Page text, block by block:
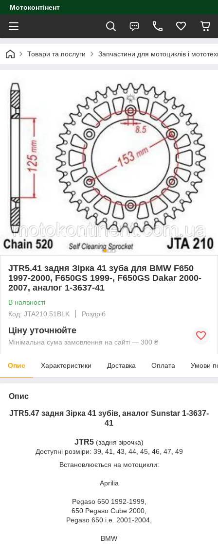
Мотоконтінент
Товари та послуги Запчастини для мотоциклів і
JTR5.41 задня Зірка 41 зуба для BMW F650
1997-2000, F650GS 1999-, F650GS Dakar 2000-
2007, аналог 1-3637-41
В наявності
Код: JTA210.51BLK
Роздріб
Ціну уточнюйте
Мінімальна сума замовлення на сайті — 300 ₴
Опис Характеристики Доставка Оплата Умови
Опис
JTR5.47 задня Зірка 41 зубів, аналог Sunstar 1-3637-
41
JTR5 (задня зірочка)
Доступні розміри: 39, 41, 43, 44, 45, 46, 47, 49
Встановлюється на мотоцикли:
Aprilia
Pegaso 650 1992-1999,
650 Pegaso Cube 2000,
Pegaso 650 i.e. 2001-2004,
BMW